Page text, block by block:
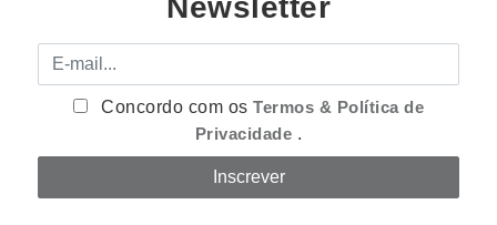
Newsletter
E-mail
Concordo com osTermos & Política de
Privacidade .